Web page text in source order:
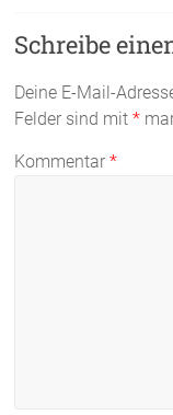
Schreibe
Deine E-Mail-
Felder sind mit*
Kommentar*